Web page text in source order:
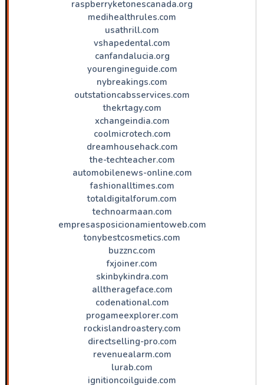
raspberryketonescanada.org
medihealthrules.com
usathrill.com
vshapedental.com
canfandalucia.org
yourengineguide.com
nybreakings.com
outstationcabsservices.com
thekrtagy.com
xchangeindia.com
coolmicrotech.com
dreamhousehack.com
the-techteacher.com
automobilenews-online.com
fashionalltimes.com
totaldigitalforum.com
technoarmaan.com
empresasposicionamientoweb.com
tonybestcosmetics.com
buzznc.com
fxjoiner.com
skinbykindra.com
alltherageface.com
codenational.com
progameexplorer.com
rockislandroastery.com
directselling-pro.com
revenuealarm.com
lurab.com
ignitioncoilguide.com